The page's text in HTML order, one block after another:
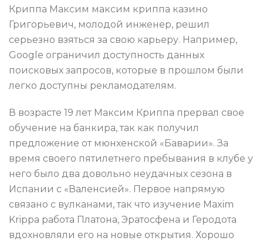
Криппа Максим максим криппа казино
Григорьевич, молодой инженер, решил
серьезно взяться за свою карьеру. Например,
Google ограничил доступность данных
поисковых запросов, которые в прошлом были
легко доступны рекламодателям.
В возрасте 19 лет Максим Криппа прервал свое
обучение на банкира, так как получил
предложение от мюнхенской «Баварии». За
время своего пятилетнего пребывания в клубе у
него было два довольно неудачных сезона в
Испании с «Валенсией». Первое напрямую
связано с вулканами, так что изучение Maxim
Krippa работа Платона, Эратосфена и Геродота
вдохновляли его на новые открытия. Хорошо